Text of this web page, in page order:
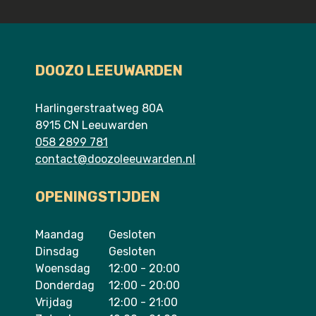
gerechten van Doozo worden door eigen
afgeleverd, bereid met huisgemaakte
marinades en sauzen voor een unieke
smaakervaring.
DOOZO LEEUWARDEN
Harlingerstraatweg 80A
8915 CN Leeuwarden
058 2899 781
contact@doozoleeuwarden.nl
OPENINGSTIJDEN
Maandag
Gesloten
Dinsdag
Gesloten
Woensdag
12:00 - 20:00
Donderdag
12:00 - 20:00
Vrijdag
12:00 - 21:00